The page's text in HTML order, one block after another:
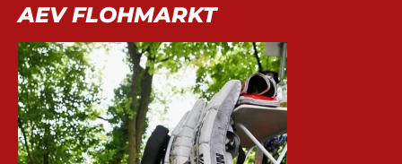
AEV FLOHMARKT